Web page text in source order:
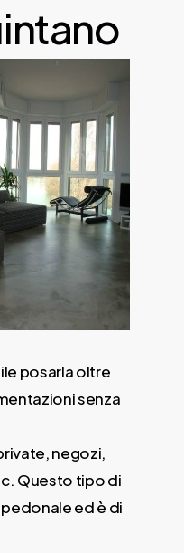
posarla oltre
senza
negozi,
Questo tipo di
ed è di